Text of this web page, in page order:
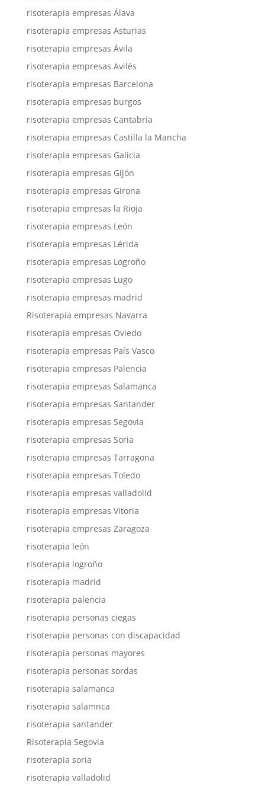
risoterapia empresas Álava
risoterapia empresas Asturias
risoterapia empresas Ávila
risoterapia empresas Avilés
risoterapia empresas Barcelona
risoterapia empresas burgos
risoterapia empresas Cantabria
risoterapia empresas Castilla la Mancha
risoterapia empresas Galicia
risoterapia empresas Gijón
risoterapia empresas Girona
risoterapia empresas la Rioja
risoterapia empresas León
risoterapia empresas Lérida
risoterapia empresas Logroño
risoterapia empresas Lugo
risoterapia empresas madrid
Risoterapia empresas Navarra
risoterapia empresas Oviedo
risoterapia empresas País Vasco
risoterapia empresas Palencia
risoterapia empresas Salamanca
risoterapia empresas Santander
risoterapia empresas Segovia
risoterapia empresas Soria
risoterapia empresas Tarragona
risoterapia empresas Toledo
risoterapia empresas valladolid
risoterapia empresas Vitoria
risoterapia empresas Zaragoza
risoterapia león
risoterapia logroño
risoterapia madrid
risoterapia palencia
risoterapia personas ciegas
risoterapia personas con discapacidad
risoterapia personas mayores
risoterapia personas sordas
risoterapia salamanca
risoterapia salamnca
risoterapia santander
Risoterapia Segovia
risoterapia soria
risoterapia valladolid